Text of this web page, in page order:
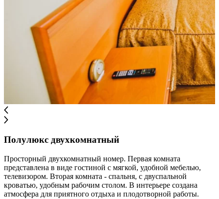
Полулюкс двухкомнатный
Просторный двухкомнатный номер. Первая комната
представлена в виде гостиной с мягкой, удобной мебелью,
телевизором. Вторая комната - спальня, с двуспальной
кроватью, удобным рабочим столом. В интерьере создана
атмосфера для приятного отдыха и плодотворной работы.